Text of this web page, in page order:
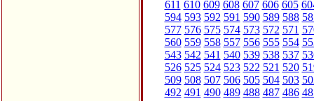
611 610 609 608 607 606 605
594 593 592 591 590 589 588
577 576 575 574 573 572 571
560 559 558 557 556 555 554
543 542 541 540 539 538 537
526 525 524 523 522 521 520
509 508 507 506 505 504 503
492 491 490 489 488 487 486